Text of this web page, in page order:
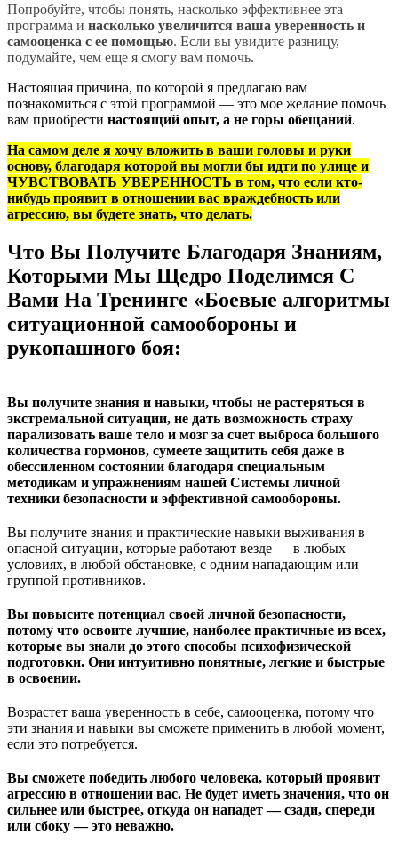
Попробуйте, чтобы понять, насколько эффективнее эта
программа и насколько увеличится ваша уверенность и
самооценка с ее помощью. Если вы увидите разницу,
подумайте, чем еще я смогу вам помочь.
Настоящая причина, по которой я предлагаю вам
познакомиться с этой программой — это мое желание помочь
вам приобрести настоящий опыт, а не горы обещаний.
На самом деле я хочу вложить в ваши головы и руки
основу, благодаря которой вы могли бы идти по улице и
ЧУВСТВОВАТЬ УВЕРЕННОСТЬ в том, что если кто-
нибудь проявит в отношении вас враждебность или
агрессию, вы будете знать, что делать.
Что Вы Получите Благодаря Знаниям,
Которыми Мы Щедро Поделимся С
Вами На Тренинге «Боевые алгоритмы
ситуационной самообороны и
рукопашного боя:
Вы получите знания и навыки, чтобы не растеряться в
экстремальной ситуации, не дать возможность страху
парализовать ваше тело и мозг за счет выброса большого
количества гормонов, сумеете защитить себя даже в
обессиленном состоянии благодаря специальным
методикам и упражнениям нашей Системы личной
техники безопасности и эффективной самообороны.
Вы получите знания и практические навыки выживания в
опасной ситуации, которые работают везде — в любых
условиях, в любой обстановке, с одним нападающим или
группой противников.
Вы повысите потенциал своей личной безопасности,
потому что освоите лучшие, наиболее практичные из всех,
которые вы знали до этого способы психофизической
подготовки. Они интуитивно понятные, легкие и быстрые
в освоении.
Возрастет ваша уверенность в себе, самооценка, потому что
эти знания и навыки вы сможете применить в любой момент,
если это потребуется.
Вы сможете победить любого человека, который проявит
агрессию в отношении вас. Не будет иметь значения, что он
сильнее или быстрее, откуда он нападет — сзади, спереди
или сбоку — это неважно.